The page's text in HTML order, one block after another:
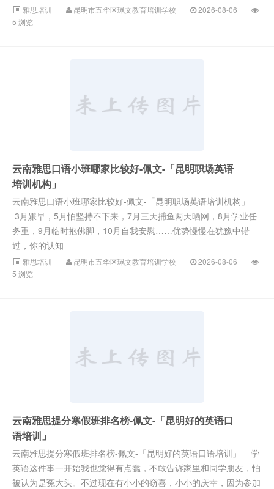
雅思培训 昆明市五华区珮文教育培训学校
2026-08-06
5 浏览
云南雅思口语小班哪家比较好-佩文-「昆明职场英语
培训机构」
云南雅思口语小班哪家比较好-佩文-「昆明职场英语培训机构」
3月嫌早，5月怕坚持不下来，7月三天捕鱼两天晒网，8月学业任
务重，9月临时抱佛脚，10月自我安慰……优势慢慢在犹豫中错
过，你的认知
雅思培训 昆明市五华区珮文教育培训学校
2026-08-06
5 浏览
云南雅思提分寒假班排名榜-佩文-「昆明好的英语口
语培训」
云南雅思提分寒假班排名榜-佩文-「昆明好的英语口语培训」 学
英语这件事一开始我也觉得有点蠢，不敢告诉家里和同学朋友，怕
被认为是冤大头。不过现在有小小的窃喜，小小的庆幸，因为参加